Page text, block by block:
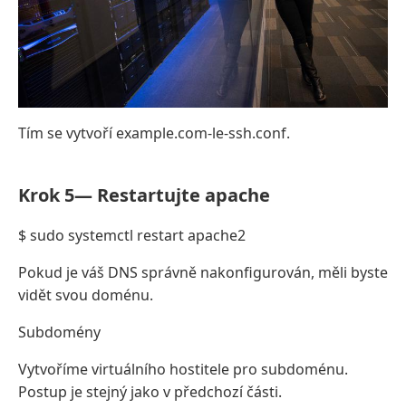
Tím se vytvoří example.com-le-ssh.conf.
Krok 5— Restartujte apache
$ sudo systemctl restart apache2
Pokud je váš DNS správně nakonfigurován, měli byste
vidět svou doménu.
Subdomény
Vytvoříme virtuálního hostitele pro subdoménu.
Postup je stejný jako v předchozí části.